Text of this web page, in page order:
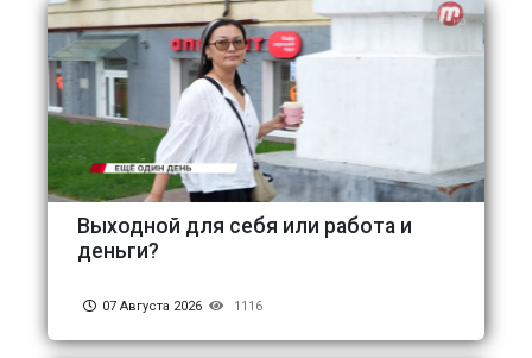
Выходной для себя или работа и
деньги?
07 Августа 2026 1116